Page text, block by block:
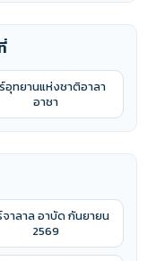
อุทยานแห่งชาติอาลา
อาชา
าลาล อาบัด กันยายน
2569